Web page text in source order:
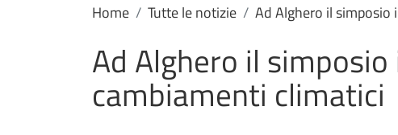
Home Tutte le notizie Ad Alghero il
Ad Alghero il
cambiamenti climatici